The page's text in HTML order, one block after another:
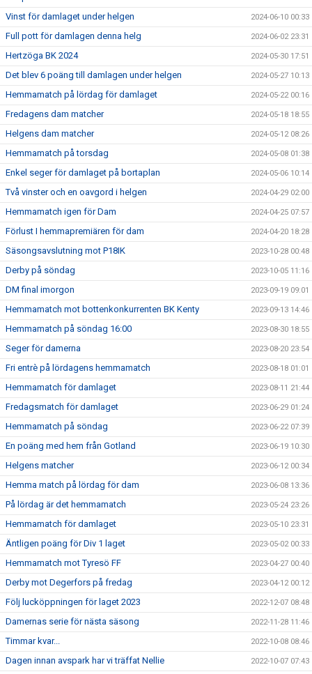
Vinst för damlaget under helgen 2024-06-10 00:33
Full pott för damlagen denna helg 2024-06-02 23:31
Hertzöga BK 2024 2024-05-30 17:51
Det blev 6 poäng till damlagen under helgen 2024-05-27 10:13
Hemmamatch på lördag för damlaget 2024-05-22 00:16
Fredagens dam matcher 2024-05-18 18:55
Helgens dam matcher 2024-05-12 08:26
Hemmamatch på torsdag 2024-05-08 01:38
Enkel seger för damlaget på bortaplan 2024-05-06 10:14
Två vinster och en oavgord i helgen 2024-04-29 02:00
Hemmamatch igen för Dam 2024-04-25 07:57
Förlust I hemmapremiären för dam 2024-04-20 18:28
Säsongsavslutning mot P18IK 2023-10-28 00:48
Derby på söndag 2023-10-05 11:16
DM final imorgon 2023-09-19 09:01
Hemmamatch mot bottenkonkurrenten BK Kenty 2023-09-13 14:46
Hemmamatch på söndag 16:00 2023-08-30 18:55
Seger för damerna 2023-08-20 23:54
Fri entrè på lördagens hemmamatch 2023-08-18 01:01
Hemmamatch för damlaget 2023-08-11 21:44
Fredagsmatch för damlaget 2023-06-29 01:24
Hemmamatch på söndag 2023-06-22 07:39
En poäng med hem från Gotland 2023-06-19 10:30
Helgens matcher 2023-06-12 00:34
Hemma match på lördag för dam 2023-06-08 13:36
På lördag är det hemmamatch 2023-05-24 23:26
Hemmamatch för damlaget 2023-05-10 23:31
Äntligen poäng för Div 1 laget 2023-05-02 00:33
Hemmamatch mot Tyresö FF 2023-04-27 00:40
Derby mot Degerfors på fredag 2023-04-12 00:12
Följ lucköppningen för laget 2023 2022-12-07 08:48
Damernas serie för nästa säsong 2022-11-28 11:46
Timmar kvar... 2022-10-08 08:46
Dagen innan avspark har vi träffat Nellie 2022-10-07 07:43